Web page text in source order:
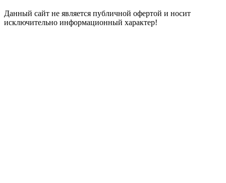
Данный сайт не является публичной офертой и носит
исключительно информационный характер!